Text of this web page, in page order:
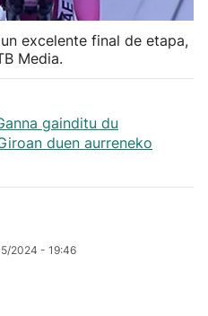
excelente final de etapa,
Media.
gainditu du
duen aurreneko
2024 - 19:46